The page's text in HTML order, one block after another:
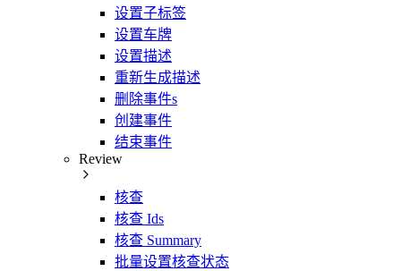
设置子标签
设置车牌
设置描述
重新生成描述
删除事件s
创建事件
结束事件
Review
核查
核查 Ids
核查 Summary
批量设置核查状态